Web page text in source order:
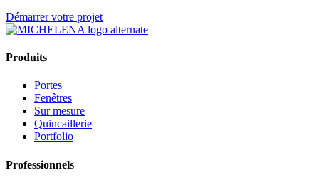
Démarrer votre projet
Produits
Portes
Fenêtres
Sur mesure
Quincaillerie
Portfolio
Professionnels